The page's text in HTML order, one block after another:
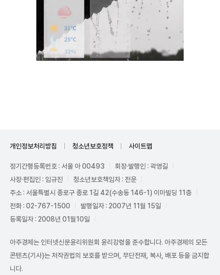
개인정보처리방침 청소년보호정책 사이트맵
정기간행등록번호 : 서울 아 00493
회장·발행인 : 곽영길
사장·편집인 : 임규진
청소년보호책임자 : 전운
주소 : 서울특별시 종로구 종로 1길 42(수송동 146-1) 이마빌딩 11층
전화 : 02-767-1500
발행일자 : 2007년 11월 15일
등록일자 : 2008년 01월10일
아주경제는 인터넷신문윤리위원회 윤리강령을 준수합니다. 아주경제의 모든
콘텐츠(기사)는 저작권법의 보호를 받으며, 무단전재, 복사, 배포 등을 금지합
니다.